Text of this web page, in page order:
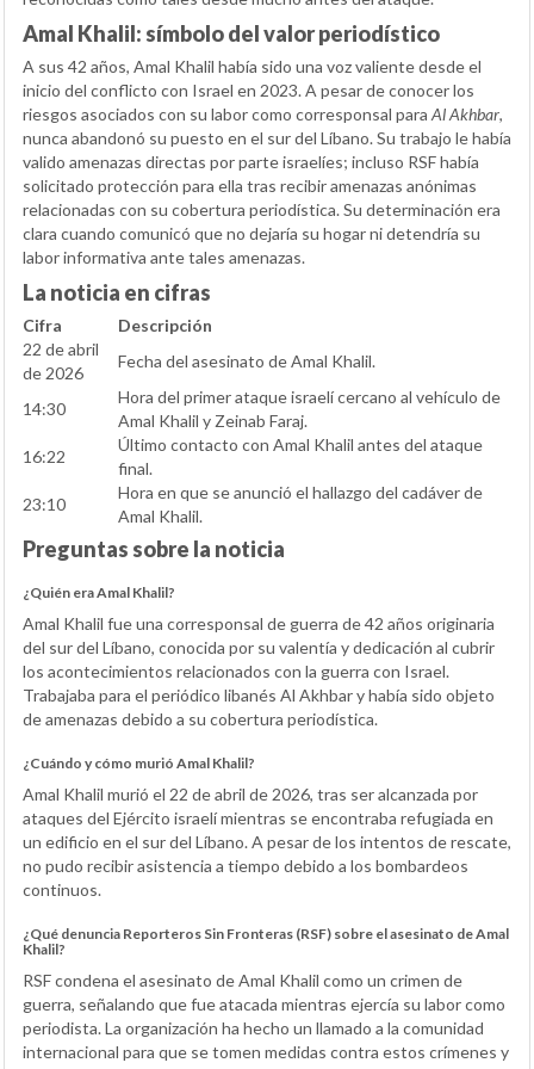
Amal Khalil: símbolo del valor periodístico
A sus 42 años, Amal Khalil había sido una voz valiente desde el
inicio del conflicto con Israel en 2023. A pesar de conocer los
riesgos asociados con su labor como corresponsal para Al Akhbar,
nunca abandonó su puesto en el sur del Líbano. Su trabajo le había
valido amenazas directas por parte israelíes; incluso RSF había
solicitado protección para ella tras recibir amenazas anónimas
relacionadas con su cobertura periodística. Su determinación era
clara cuando comunicó que no dejaría su hogar ni detendría su
labor informativa ante tales amenazas.
La noticia en cifras
Cifra
Descripción
22 de abril
de 2026
Fecha del asesinato de Amal Khalil.
14:30
Hora del primer ataque israelí cercano al vehículo de
Amal Khalil y Zeinab Faraj.
16:22
Último contacto con Amal Khalil antes del ataque
final.
23:10
Hora en que se anunció el hallazgo del cadáver de
Amal Khalil.
Preguntas sobre la noticia
¿Quién era Amal Khalil?
Amal Khalil fue una corresponsal de guerra de 42 años originaria
del sur del Líbano, conocida por su valentía y dedicación al cubrir
los acontecimientos relacionados con la guerra con Israel.
Trabajaba para el periódico libanés Al Akhbar y había sido objeto
de amenazas debido a su cobertura periodística.
¿Cuándo y cómo murió Amal Khalil?
Amal Khalil murió el 22 de abril de 2026, tras ser alcanzada por
ataques del Ejército israelí mientras se encontraba refugiada en
un edificio en el sur del Líbano. A pesar de los intentos de rescate,
no pudo recibir asistencia a tiempo debido a los bombardeos
continuos.
¿Qué denuncia Reporteros Sin Fronteras (RSF) sobre el asesinato de Amal
Khalil?
RSF condena el asesinato de Amal Khalil como un crimen de
guerra, señalando que fue atacada mientras ejercía su labor como
periodista. La organización ha hecho un llamado a la comunidad
internacional para que se tomen medidas contra estos crímenes y